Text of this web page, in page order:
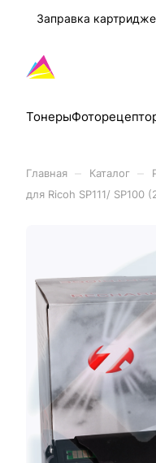
Заправка
Тонеры
Главная Каталог
для Ricoh SP111/ SP100